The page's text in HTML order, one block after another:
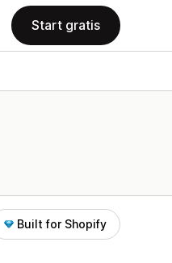
Start gratis
Built for Shopify